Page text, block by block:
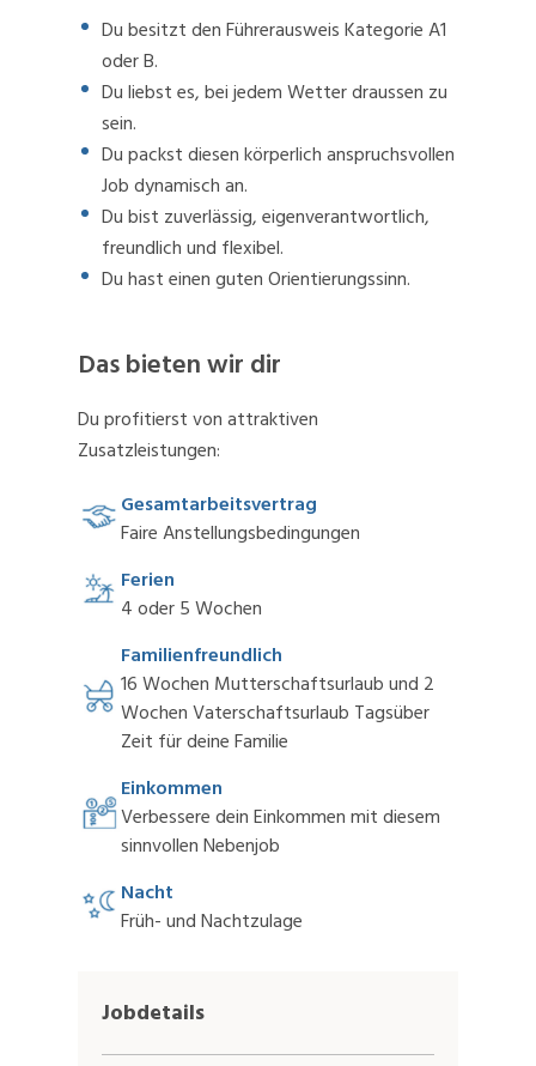
Du besitzt den Führerausweis Kategorie A1
oder B.
Du liebst es, bei jedem Wetter draussen zu
sein.
Du packst diesen körperlich anspruchsvollen
Job dynamisch an.
Du bist zuverlässig, eigenverantwortlich,
freundlich und flexibel.
Du hast einen guten Orientierungssinn.
Das bieten wir dir
Du profitierst von attraktiven
Zusatzleistungen:
Gesamtarbeitsvertrag
Faire Anstellungsbedingungen
Ferien
4 oder 5 Wochen
Familienfreundlich
16 Wochen Mutterschaftsurlaub und 2
Wochen Vaterschaftsurlaub Tagsüber
Zeit für deine Familie
Einkommen
Verbessere dein Einkommen mit diesem
sinnvollen Nebenjob
Nacht
Früh- und Nachtzulage
Jobdetails